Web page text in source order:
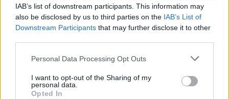
IAB’s list of downstream participants. This information may
also be disclosed by us to third parties on the IAB’s List of
Downstream Participants that may further disclose it to other
Personal Data Processing Opt Outs
I want to opt-out of the Sharing of my
personal data.
Opted In
Krimi
Vykradených aut na Příbramsku přibylo.
Policie připomíná: Auto není trezor
při víkendové akci na Příbramsku odhalila
30 přestupků